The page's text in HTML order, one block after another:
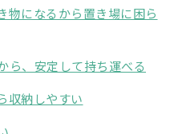
物になるから置き場に困ら
ら、安定して持ち運べる
収納しやすい